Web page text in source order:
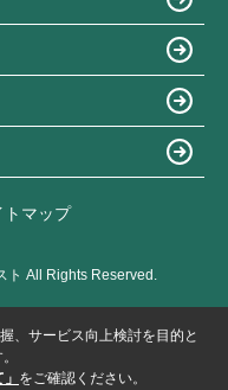
トマップ
ト All Rights Reserved.
、サービス向上検討を目的と
をご確認ください。